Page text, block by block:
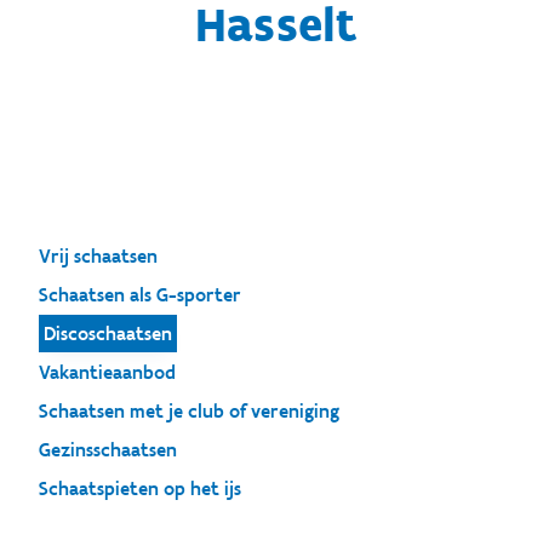
Hasselt
Vrij schaatsen
Schaatsen als G-sporter
Discoschaatsen
Vakantieaanbod
Schaatsen met je club of vereniging
Gezinsschaatsen
Schaatspieten op het ijs